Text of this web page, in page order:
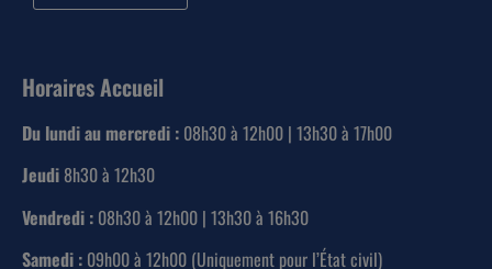
Horaires Accueil
Du lundi au mercredi : 08h30 à 12h00 | 13h30 à 17h00
Jeudi 8h30 à 12h30
Vendredi : 08h30 à 12h00 | 13h30 à 16h30
Samedi : 09h00 à 12h00 (Uniquement pour l’État civil)